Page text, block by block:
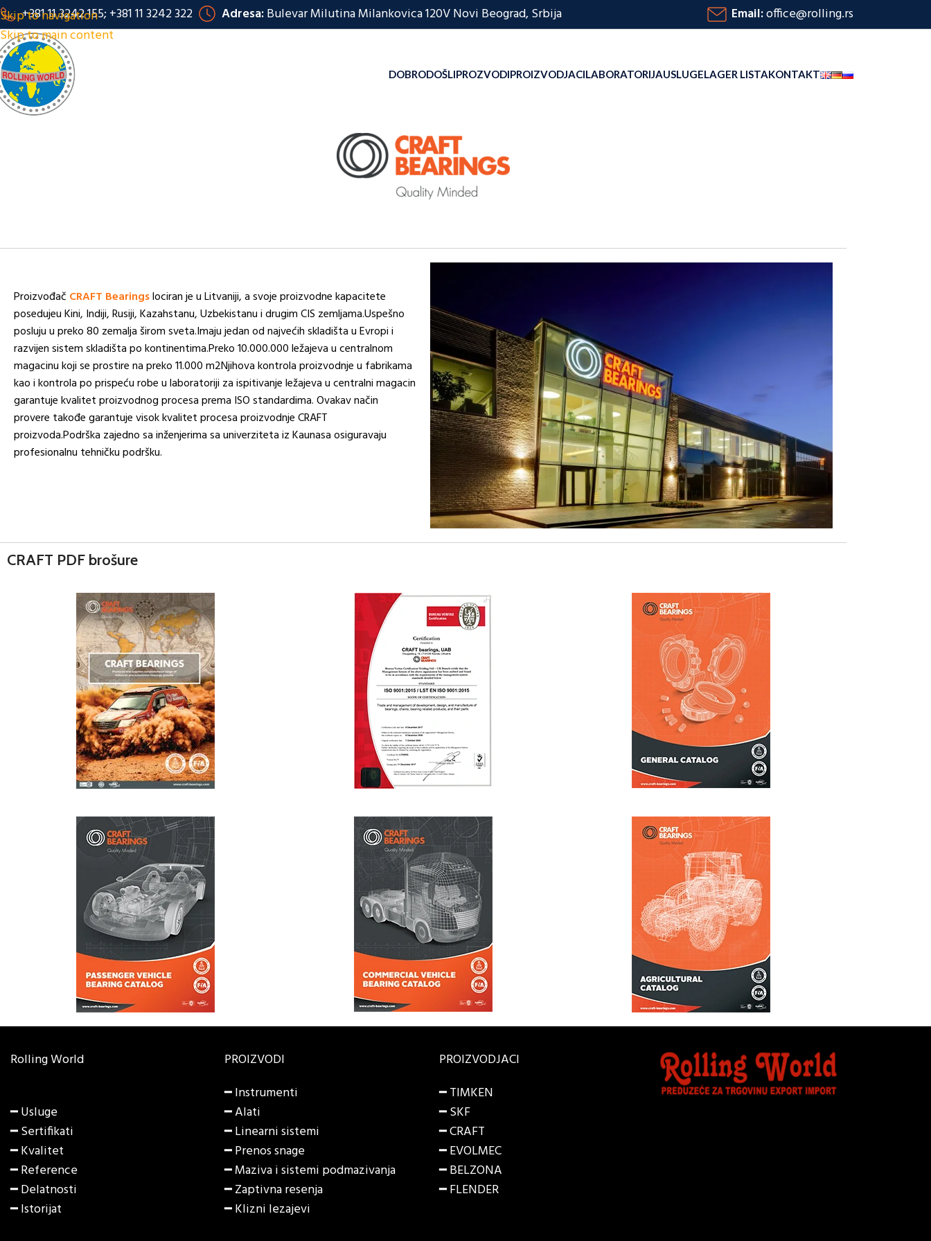
Skip to navigation
Skip to main content
+381 11 3242 155; +381 11 3242 322 Adresa:Bulevar Milutina Milankovica 120V Novi Beograd, Srbija Email:office@rolling.rs
DOBRODOŠLIPROZVODIPROIZVODJACILABORATORIJAUSLUGELAGER LISTAKONTAKT
Proizvođač CRAFT Bearingslociran je u Litvaniji, a svoje proizvodne kapacitete
posedujeu Kini, Indiji, Rusiji, Kazahstanu, Uzbekistanu i drugim CIS zemljama.Uspešno
posluju u preko 80 zemalja širom sveta.Imaju jedan od najvećih skladišta u Evropi i
razvijen sistem skladišta po kontinentima.Preko 10.000.000 ležajeva u centralnom
magacinu koji se prostire na preko 11.000 m2Njihova kontrola proizvodnje u fabrikama
kao i kontrola po prispeću robe u laboratoriji za ispitivanje ležajeva u centralni magacin
garantuje kvalitet proizvodnog procesa prema ISO standardima. Ovakav način
provere takođe garantuje visok kvalitet procesa proizvodnje CRAFT
proizvoda.Podrška zajedno sa inženjerima sa univerziteta iz Kaunasa osiguravaju
profesionalnu tehničku podršku.
CRAFT PDF brošure
Rolling World
━ Usluge
━ Sertifikati
━ Kvalitet
━ Reference
━ Delatnosti
━ Istorijat
PROIZVODI
━Instrumenti
━Alati
━Linearni sistemi
━Prenos snage
━Maziva i sistemi podmazivanja
━Zaptivna resenja
━Klizni lezajevi
PROIZVODJACI
━ TIMKEN
━ SKF
━ CRAFT
━ EVOLMEC
━ BELZONA
━ FLENDER